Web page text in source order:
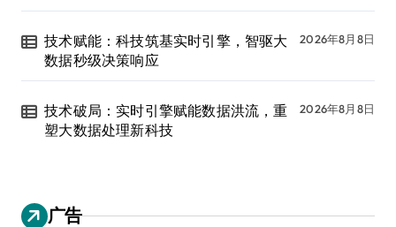
技术赋能：科技筑基实时引擎，智驱大
数据秒级决策响应
2026年8月8日
技术破局：实时引擎赋能数据洪流，重
塑大数据处理新科技
2026年8月8日
广告